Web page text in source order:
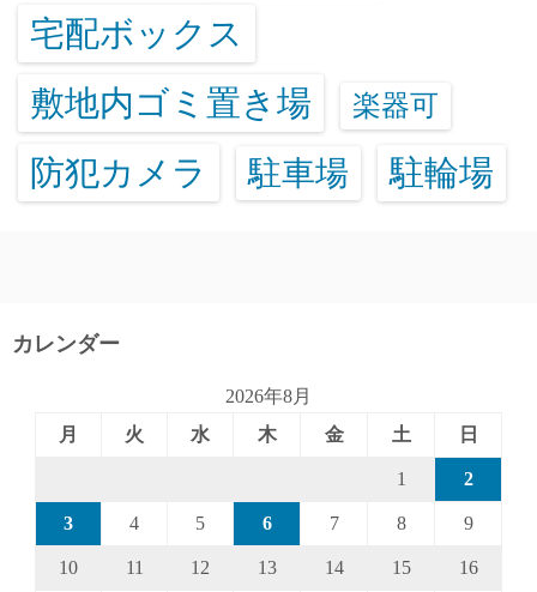
宅配ボックス
敷地内ゴミ置き場
楽器可
防犯カメラ 駐車場 駐輪場
カレンダー
2026年8月
月
火 水 木 金 土 日
1 2
3 4 5 6 7 8 9
10 11 12 13 14 15 16